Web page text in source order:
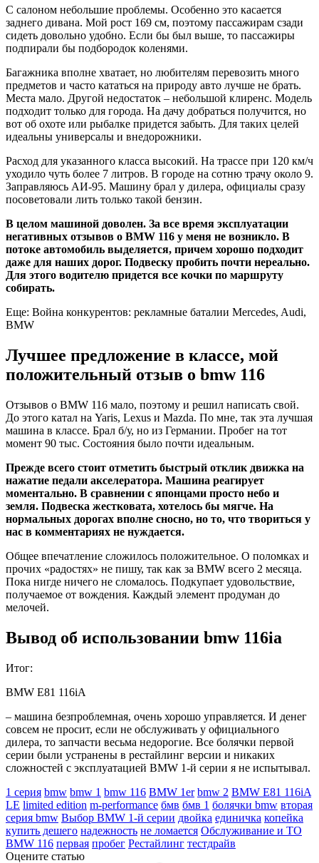
С салоном небольшие проблемы. Особенно это касается
заднего дивана. Мой рост 169 см, поэтому пассажирам сзади
сидеть довольно удобно. Если бы был выше, то пассажиры
подпирали бы подбородок коленями.
Багажника вполне хватает, но любителям перевозить много
предметов и часто кататься на природу авто лучше не брать.
Места мало. Другой недостаток – небольшой клиренс. Модель
подходит только для города. На дачу добраться получится, но
вот об охоте или рыбалке придется забыть. Для таких целей
идеальны универсалы и внедорожники.
Расход для указанного класса высокий. На трассе при 120 км/ч
уходило чуть более 7 литров. В городе на сотню трачу около 9.
Заправляюсь АИ-95. Машину брал у дилера, официалы сразу
посоветовали лить только такой бензин.
В целом машиной доволен. За все время эксплуатации
негативных отзывов о BMW 116 у меня не возникло. В
потоке автомобиль выделяется, причем хорошо подходит
даже для наших дорог. Подвеску пробить почти нереально.
Для этого водителю придется все кочки по маршруту
собирать.
Еще: Война конкурентов: рекламные баталии Mercedes, Audi,
BMW
Лучшее предложение в классе, мой
положительный отзыв о bmw 116
Отзывов о BMW 116 мало, поэтому и решил написать свой.
До этого катал на Yaris, Lexus и Mazda. По мне, так эта лучшая
машина в классе. Брал б/у, но из Германии. Пробег на тот
момент 90 тыс. Состояния было почти идеальным.
Прежде всего стоит отметить быстрый отклик движка на
нажатие педали акселератора. Машина реагирует
моментально. В сравнении с японцами просто небо и
земля. Подвеска жестковата, хотелось бы мягче. На
нормальных дорогах вполне сносно, но то, что твориться у
нас в комментариях не нуждается.
Общее впечатление сложилось положительное. О поломках и
прочих «радостях» не пишу, так как за BMW всего 2 месяца.
Пока нигде ничего не сломалось. Подкупает удовольствие,
получаемое от вождения. Каждый элемент продуман до
мелочей.
Вывод об использовании bmw 116ia
Итог:
BMW E81 116iA
– машина безпроблемная, очень хорошо управляется. И денег
совсем не просит, если не обслуживать у официального
дилера, то запчасти весьма недорогие. Все болячки первой
серии были устранены в рестайлинг версии и никаких
сложностей с эксплуатацией BMW 1-й серии я не испытывал.
1 серия bmw bmw 1 bmw 116 BMW 1er bmw 2 BMW E81 116iA
LE limited edition m-performance бмв бмв 1 болячки bmw вторая
серия bmw Выбор BMW 1-й серии двойка единичка копейка
купить дешего надежность не ломается Обслуживание и ТО
BMW 116 первая пробег Рестайлинг тестдрайв
Оцените статью